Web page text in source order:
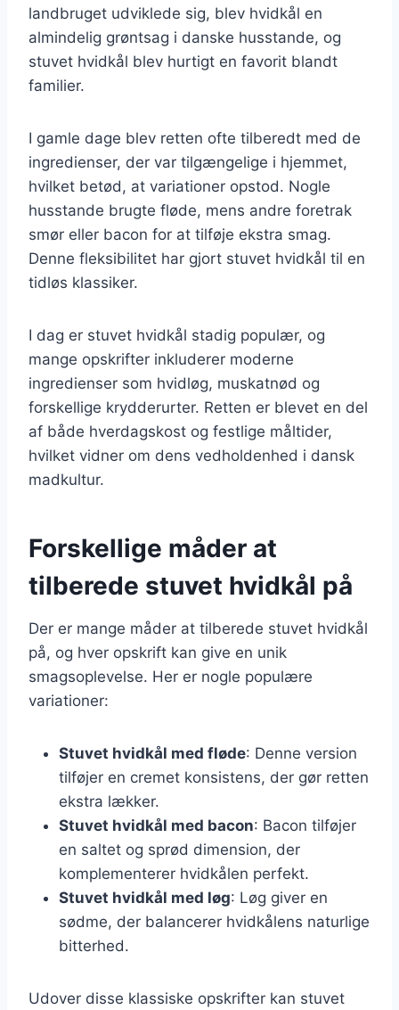
landbruget udviklede sig, blev hvidkål en
almindelig grøntsag i danske husstande, og
stuvet hvidkål blev hurtigt en favorit blandt
familier.
I gamle dage blev retten ofte tilberedt med de
ingredienser, der var tilgængelige i hjemmet,
hvilket betød, at variationer opstod. Nogle
husstande brugte fløde, mens andre foretrak
smør eller bacon for at tilføje ekstra smag.
Denne fleksibilitet har gjort stuvet hvidkål til en
tidløs klassiker.
I dag er stuvet hvidkål stadig populær, og
mange opskrifter inkluderer moderne
ingredienser som hvidløg, muskatnød og
forskellige krydderurter. Retten er blevet en del
af både hverdagskost og festlige måltider,
hvilket vidner om dens vedholdenhed i dansk
madkultur.
Forskellige måder at
tilberede stuvet hvidkål på
Der er mange måder at tilberede stuvet hvidkål
på, og hver opskrift kan give en unik
smagsoplevelse. Her er nogle populære
variationer:
Stuvet hvidkål med fløde: Denne version
tilføjer en cremet konsistens, der gør retten
ekstra lækker.
Stuvet hvidkål med bacon: Bacon tilføjer
en saltet og sprød dimension, der
komplementerer hvidkålen perfekt.
Stuvet hvidkål med løg: Løg giver en
sødme, der balancerer hvidkålens naturlige
bitterhed.
Udover disse klassiske opskrifter kan stuvet